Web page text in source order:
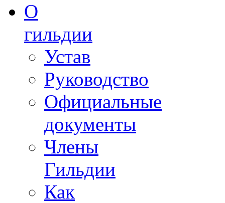
О
гильдии
Устав
Руководство
Официальные
документы
Члены
Гильдии
Как